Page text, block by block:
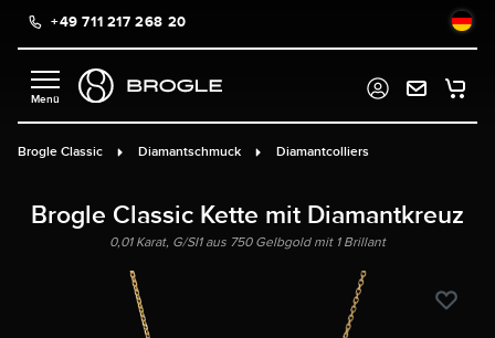
springen
+49 711 217 268 20
Brogle Classic Diamantschmuck Diamantcolliers
Brogle Classic Kette mit Diamantkreuz
0,01 Karat, G/SI1 aus 750 Gelbgold mit 1 Brillant